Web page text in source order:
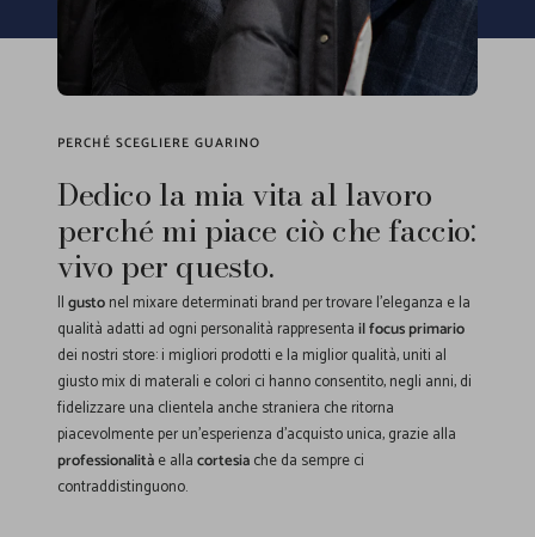
PERCHÉ SCEGLIERE GUARINO
Dedico la mia vita al lavoro
perché mi piace ciò che faccio:
vivo per questo.
Ilgustonel mixare determinati brand per trovare l'eleganza e la
qualità adatti ad ogni personalità rappresentail focus primario
dei nostri store: i migliori prodotti e la miglior qualità, uniti al
giusto mix di materali e colori ci hanno consentito, negli anni, di
fidelizzare una clientela anche straniera che ritorna
piacevolmente per un'esperienza d'acquisto unica, grazie alla
professionalitàe allacortesiache da sempre ci
contraddistinguono.